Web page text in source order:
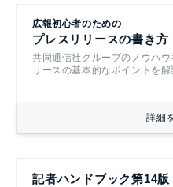
広報初心者のための
プレスリリースの書き方
共同通信社グループのノウハウ
リースの基本的なポイントを解
詳細
記者ハンドブック第14版